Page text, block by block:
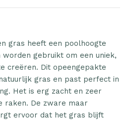
gras heeft een poolhoogte
gebruikt om een uniek,
creëren. Dit opeengepakte
gras en past perfect in
Het is erg zacht en zeer
raken. De zware maar
ervoor dat het gras blijft